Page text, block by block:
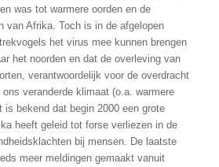
was tot warmere oorden en de
van Afrika. Toch is in de afgelopen
het virus mee kunnen brengen
het noorden en dat de overleving van
verantwoordelijk voor de overdracht
veranderde klimaat (o.a. warmere
is bekend dat begin 2000 een grote
heeft geleid tot forse verliezen in de
bij mensen. De laatste
meer meldingen gemaakt vanuit